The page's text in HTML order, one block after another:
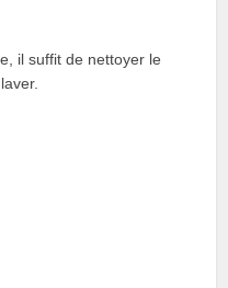
il suffit de nettoyer le